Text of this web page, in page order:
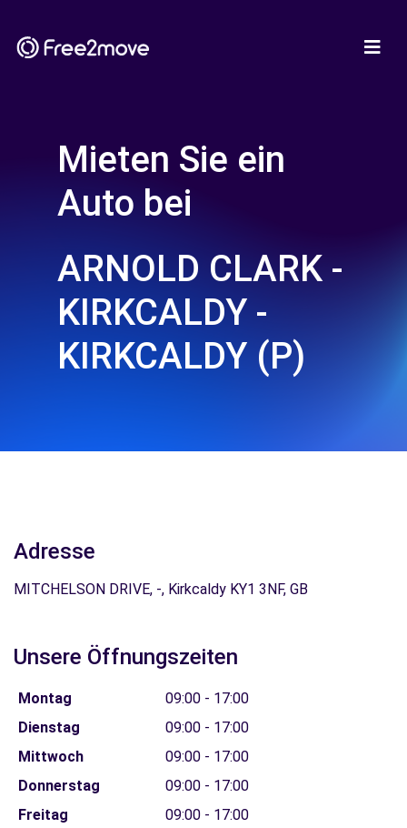
Mieten Sie ein
Auto bei
ARNOLD CLARK -
KIRKCALDY -
KIRKCALDY (P)
Adresse
MITCHELSON DRIVE, -, Kirkcaldy KY1 3NF, GB
Unsere Öffnungszeiten
Montag
09:00 - 17:00
Dienstag
09:00 - 17:00
Mittwoch
09:00 - 17:00
Donnerstag
09:00 - 17:00
Freitag
09:00 - 17:00